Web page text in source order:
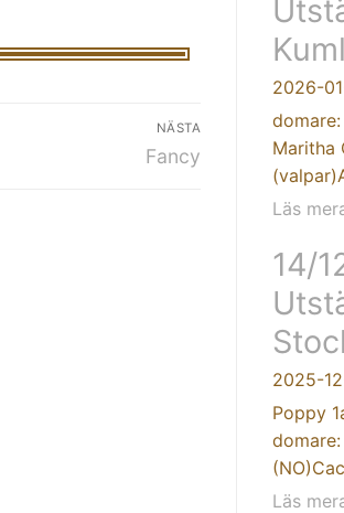
NÄSTA
Fancy
2026-
Maritha
Läs
14/
2025-
Poppy
Läs